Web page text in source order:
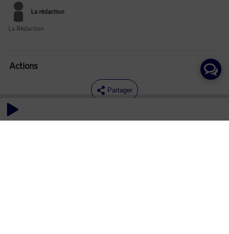
La rédaction
La Rédaction
Actions
Partager
Commentaires